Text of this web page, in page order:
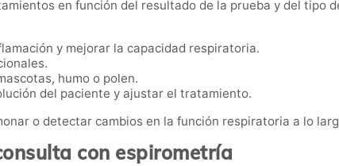
en función del resultado de la prueba y del tipo
y mejorar la capacidad respiratoria.
humo o polen.
del paciente y ajustar el tratamiento.
o detectar cambios en la función respiratoria a lo
con espirometría